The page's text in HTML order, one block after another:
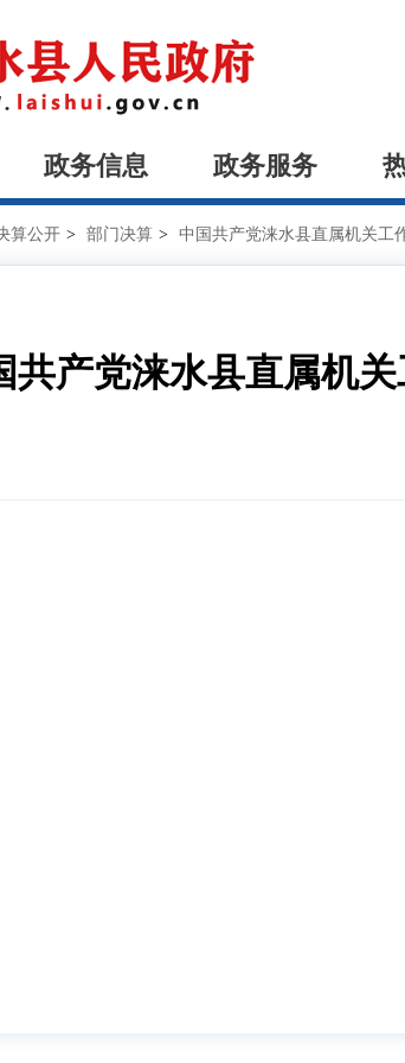
政务信息 政务服务
算公开 > 部门决算 > 中国共产党涞水县直属机关工
共产党涞水县直属机